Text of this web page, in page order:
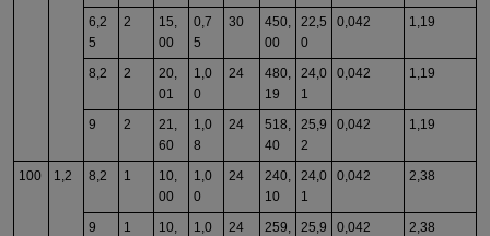
6,2
5
2
15,
00
0,7
5
30
450,
00
22,5
0
0,042 1,19
8,2 2
20,
01
1,0
0
24
480,
19
24,0
1
0,042 1,19
9 2
21,
60
1,0
8
24
518,
40
25,9
2
0,042 1,19
100 1,2 8,2 1
10,
00
1,0
0
24
240,
10
24,0
1
0,042 2,38
9 1
10,
1,0
24
259,
25,9
0,042 2,38